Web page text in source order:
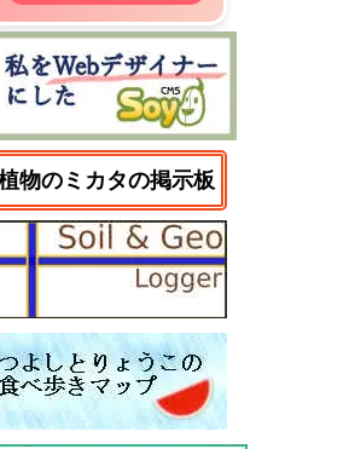
物のミカタの掲示板